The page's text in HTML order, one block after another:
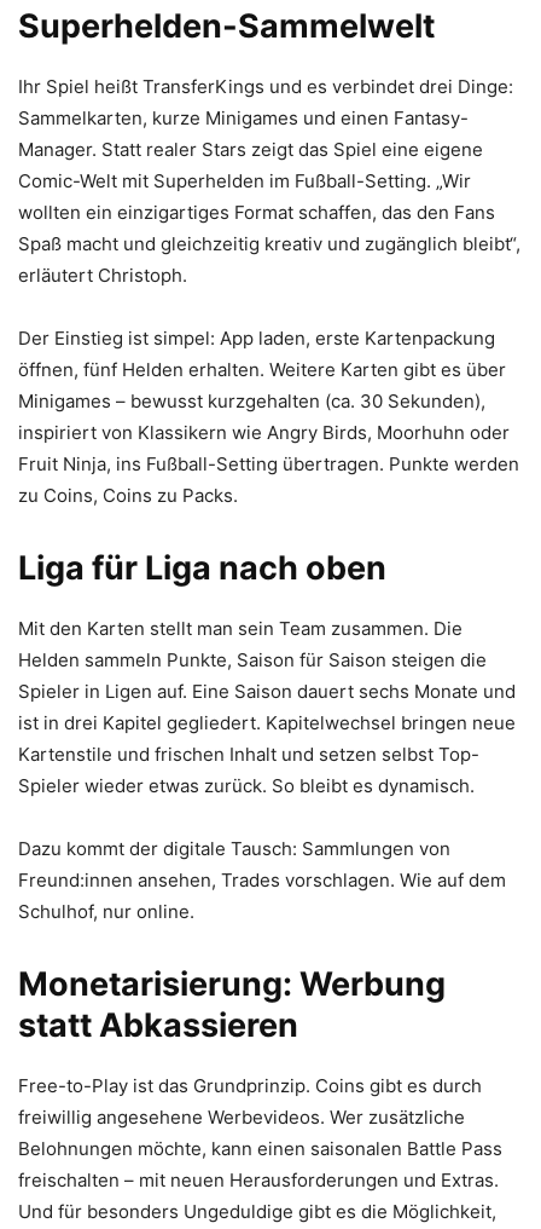
Superhelden-Sammelwelt
Ihr Spiel heißt TransferKings und es verbindet drei Dinge:
Sammelkarten, kurze Minigames und einen Fantasy-
Manager. Statt realer Stars zeigt das Spiel eine eigene
Comic-Welt mit Superhelden im Fußball-Setting. „Wir
wollten ein einzigartiges Format schaffen, das den Fans
Spaß macht und gleichzeitig kreativ und zugänglich bleibt“,
erläutert Christoph.
Der Einstieg ist simpel: App laden, erste Kartenpackung
öffnen, fünf Helden erhalten. Weitere Karten gibt es über
Minigames – bewusst kurzgehalten (ca. 30 Sekunden),
inspiriert von Klassikern wie Angry Birds, Moorhuhn oder
Fruit Ninja, ins Fußball-Setting übertragen. Punkte werden
zu Coins, Coins zu Packs.
Liga für Liga nach oben
Mit den Karten stellt man sein Team zusammen. Die
Helden sammeln Punkte, Saison für Saison steigen die
Spieler in Ligen auf. Eine Saison dauert sechs Monate und
ist in drei Kapitel gegliedert. Kapitelwechsel bringen neue
Kartenstile und frischen Inhalt und setzen selbst Top-
Spieler wieder etwas zurück. So bleibt es dynamisch.
Dazu kommt der digitale Tausch: Sammlungen von
Freund:innen ansehen, Trades vorschlagen. Wie auf dem
Schulhof, nur online.
Monetarisierung: Werbung
statt Abkassieren
Free-to-Play ist das Grundprinzip. Coins gibt es durch
freiwillig angesehene Werbevideos. Wer zusätzliche
Belohnungen möchte, kann einen saisonalen Battle Pass
freischalten – mit neuen Herausforderungen und Extras.
Und für besonders Ungeduldige gibt es die Möglichkeit,